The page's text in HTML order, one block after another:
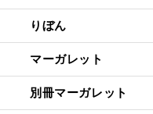
りぼん
マーガレット
別冊マーガレット